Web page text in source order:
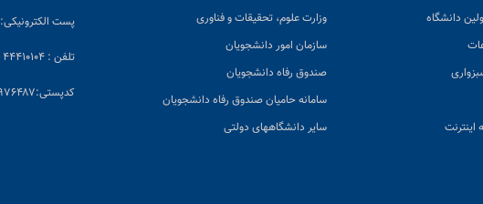
دانشگاه
اینترنت
وزارت علوم، تحقیقات و فناوری
سازمان امور دانشجویان
صندوق رفاه دانشجویان
سامانه حامیان صندوق رفاه دانشجویان
سایر دانشگاههای دولتی
پست الکترونیکی:
تلفن : ۴۴۴۱۰۱۰۴ -۰۵۱
کدپستی:۹۶۱۷۹۷۶۴۸۷ صندوق پستی:۳۹۷